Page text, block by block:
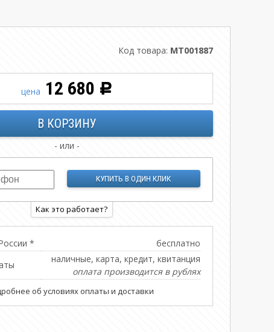
Код товара: MT001887
цена 12 680 Р
- или -
Как это работает?
*
бесплатно
наличные, карта, кредит, квитанция
оплата производится в рублях
об условиях оплаты и доставки